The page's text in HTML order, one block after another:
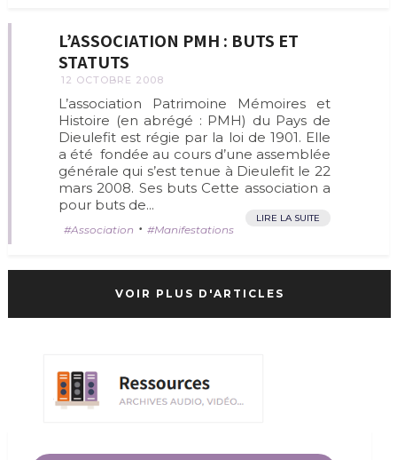
L’ASSOCIATION PMH : BUTS ET
STATUTS
12 OCTOBRE 2008
L’association Patrimoine Mémoires et
Histoire (en abrégé : PMH) du Pays de
Dieulefit est régie par la loi de 1901. Elle
a été fondée au cours d’une assemblée
générale qui s’est tenue à Dieulefit le 22
mars 2008. Ses buts Cette association a
pour buts de...
LIRE LA SUITE
Association • Manifestations
VOIR PLUS D'ARTICLES